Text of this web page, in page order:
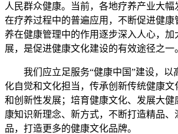
人民群众健康。当前，各地疗养产业大
在疗养过程中的普遍应用，不断促进健康
养在健康管理中的作用逐步深入人心，加
展，是促进健康文化建设的有效途径之一
我们应立足服务“健康中国”建设，以
化自觉和文化担当，传承创新传统健康文
和创新性发展；培育健康文化、发展大健
康知识新理念、新方式，不断打造精品、
品，打造更多的健康文化品牌。